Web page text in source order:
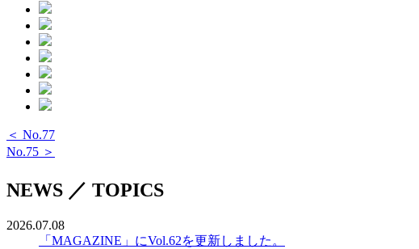
＜ No.77
No.75 ＞
NEWS ／ TOPICS
2026.07.08
「MAGAZINE」にVol.62を更新しました。